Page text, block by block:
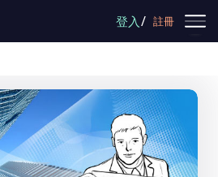
登入/ 註冊